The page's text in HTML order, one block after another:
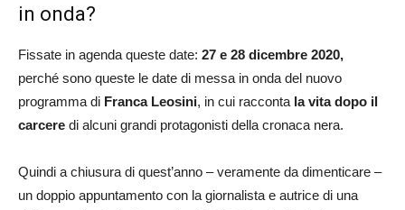
in onda?
Fissate in agenda queste date: 27 e 28 dicembre 2020,
perché sono queste le date di messa in onda del nuovo
programma di Franca Leosini, in cui racconta la vita dopo il
carcere di alcuni grandi protagonisti della cronaca nera.
Quindi a chiusura di quest’anno – veramente da dimenticare –
un doppio appuntamento con la giornalista e autrice di una